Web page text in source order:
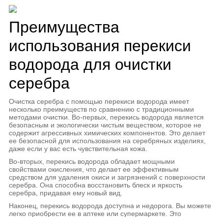
Преимущества
использования перекиси
водорода для очистки
серебра
Очистка серебра с помощью перекиси водорода имеет
несколько преимуществ по сравнению с традиционными
методами очистки. Во-первых, перекись водорода является
безопасным и экологически чистым веществом, которое не
содержит агрессивных химических компонентов. Это делает
ее безопасной для использования на серебряных изделиях,
даже если у вас есть чувствительная кожа.
Во-вторых, перекись водорода обладает мощными
свойствами окисления, что делает ее эффективным
средством для удаления окиси и загрязнений с поверхности
серебра. Она способна восстановить блеск и яркость
серебра, придавая ему новый вид.
Наконец, перекись водорода доступна и недорога. Вы можете
легко приобрести ее в аптеке или супермаркете. Это